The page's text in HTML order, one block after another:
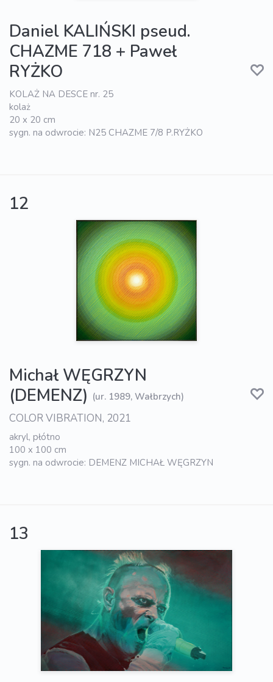
Daniel KALIŃSKI pseud.
CHAZME 718 + Paweł
RYŻKO
KOLAŻ NA DESCE nr. 25
kolaż
20 x 20 cm
sygn. na odwrocie: N25 CHAZME 7/8 P.RYŻKO
12
Michał WĘGRZYN
(DEMENZ) (ur. 1989, Wałbrzych)
COLOR VIBRATION, 2021
akryl, płótno
100 x 100 cm
sygn. na odwrocie: DEMENZ MICHAŁ WĘGRZYN
13